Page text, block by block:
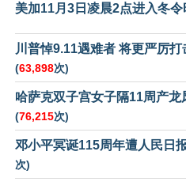
美加11月3日凌晨2点进入冬令
川普悼9.11遇难者 将更严厉
(63,898次)
哈萨克双子宫女子隔11周产龙
(76,215次)
邓小平冥诞115周年遭人民日
次)